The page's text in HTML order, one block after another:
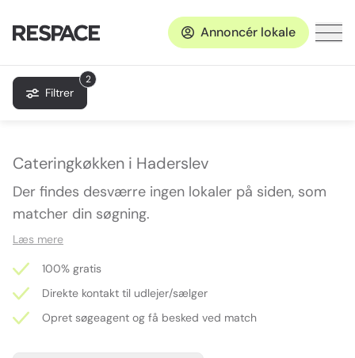
Annoncér lokale
2
Filtrer
Cateringkøkken i Haderslev
Der findes desværre ingen lokaler på siden, som
matcher din søgning.
Læs mere
100% gratis
Direkte kontakt til udlejer/sælger
Opret søgeagent og få besked ved match